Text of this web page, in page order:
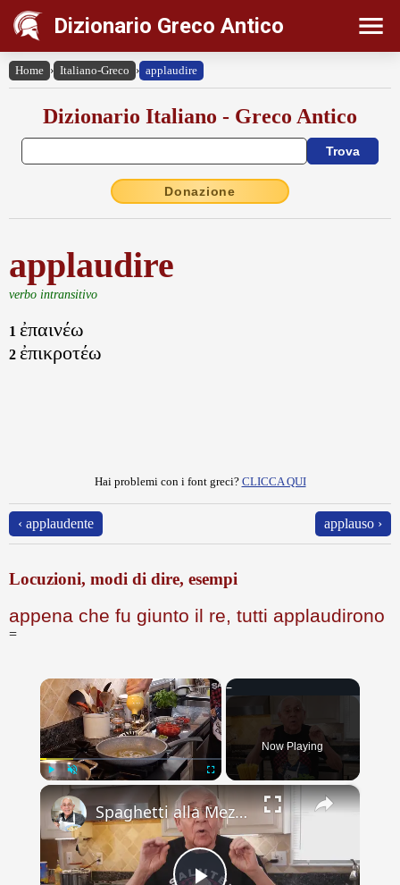
Dizionario Greco Antico
Home › Italiano-Greco › applaudire
Dizionario Italiano - Greco Antico
Donazione
applaudire
verbo intransitivo
1 ἐπαινέω
2 ἐπικροτέω
Hai problemi con i font greci? CLICCA QUI
‹ applaudente applauso ›
Locuzioni, modi di dire, esempi
appena che fu giunto il re, tutti applaudirono
=
×
Unmute
Now Playing
×
Spaghetti alla Mezzanotte Recipe